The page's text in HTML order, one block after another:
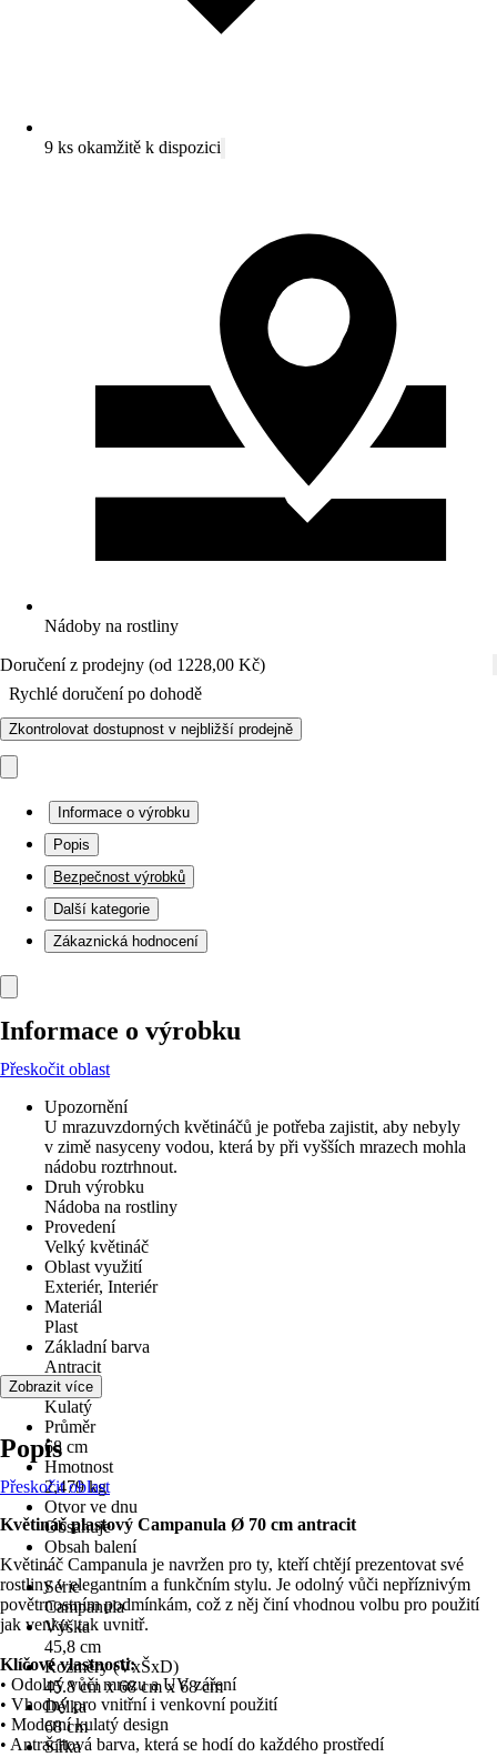
9 ks okamžitě k dispozici
Nádoby na rostliny
Doručení z prodejny (od 1228,00 Kč)
Rychlé doručení po dohodě
Zkontrolovat dostupnost v nejbližší prodejně
Informace o výrobku
Popis
Bezpečnost výrobků
Další kategorie
Zákaznická hodnocení
Informace o výrobku
Přeskočit oblast
Upozornění
U mrazuvzdorných květináčů je potřeba zajistit, aby nebyly
v zimě nasyceny vodou, která by při vyšších mrazech mohla
nádobu roztrhnout.
Druh výrobku
Nádoba na rostliny
Provedení
Velký květináč
Oblast využití
Exteriér, Interiér
Materiál
Plast
Základní barva
Antracit
Tvar
Kulatý
Průměr
68 cm
Hmotnost
2,479 kg
Otvor ve dnu
Obsahuje
Obsah balení
-
Série
Campanula
Výška
45,8 cm
Rozměry (VxŠxD)
45.8 cm x 68 cm x 68 cm
Délka
68 cm
Šířka
Zobrazit více
Popis
Přeskočit oblast
Květináč plastový Campanula Ø 70 cm antracit
Květináč Campanula je navržen pro ty, kteří chtějí prezentovat své
rostliny v elegantním a funkčním stylu. Je odolný vůči nepříznivým
povětrnostním podmínkám, což z něj činí vhodnou volbu pro použití
jak venku, tak uvnitř.
Klíčové vlastnosti:
• Odolný vůči mrazu a UV záření
• Vhodný pro vnitřní i venkovní použití
• Moderní kulatý design
• Antracitová barva, která se hodí do každého prostředí